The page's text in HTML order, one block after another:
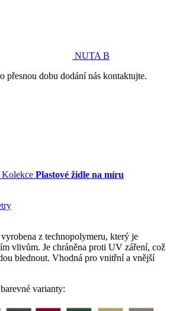
NUTA B
přesnou dobu dodání nás kontaktujte.
Kolekce Plastové židle na míru
z technopolymeru, který je
vlivům. Je chráněna proti UV záření, což
blednout. Vhodná pro vnitřní a vnější
varianty: